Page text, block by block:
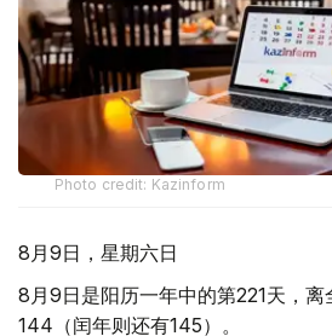
Photo credit: Kazinform
8月9日，星期六日
8月9日是阳历一年中的第221天，离
144（闰年则还有145）。